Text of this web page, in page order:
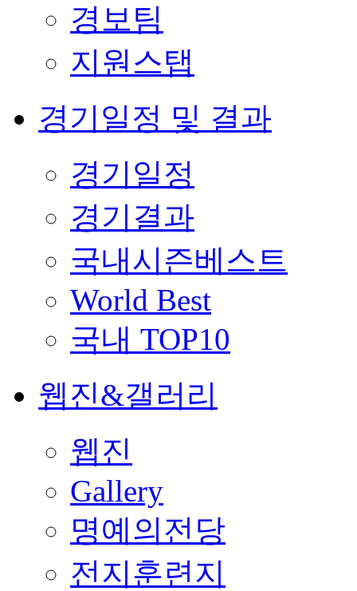
경보팀
지원스탭
경기일정 및 결과
경기일정
경기결과
국내시즌베스트
World Best
국내 TOP10
웹진&갤러리
웹진
Gallery
명예의전당
전지훈련지